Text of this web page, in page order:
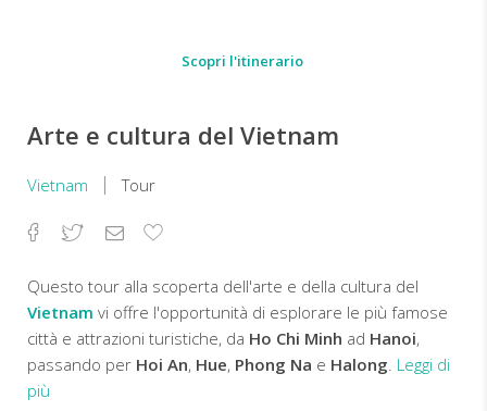
Scopri l'itinerario
Arte e cultura del Vietnam
Vietnam Tour
Facebook
TwitterEmailAggiungi
Questo tour alla scoperta dell'arte e della cultura del
Vietnam vi offre l'opportunità di esplorare le più famose
città e attrazioni turistiche, da Ho Chi Minh ad Hanoi,
passando per Hoi An, Hue, Phong Na e Halong. Leggi di
più